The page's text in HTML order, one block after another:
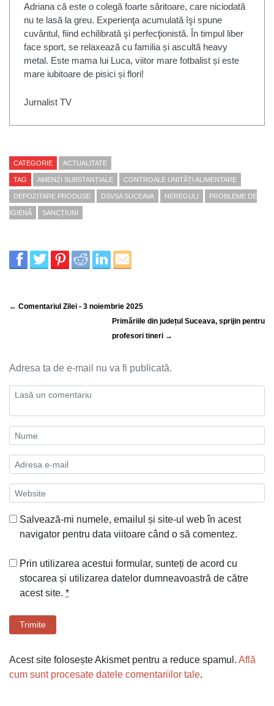
Adriana că este o colegă foarte săritoare, care niciodată
nu te lasă la greu. Experienţa acumulată îşi spune
cuvântul, fiind echilibrată şi perfecţionistă. În timpul liber
face sport, se relaxează cu familia și ascultă heavy
metal. Este mama lui Luca, viitor mare fotbalist și este
mare iubitoare de pisici și flori!
Jurnalist TV
CATEGORIE ACTUALITATE
TAG AMENZI SUBSTANȚIALE CONTROALE UNITĂȚI ALIMENTARE
DEPOZITARE PRODUSE DSVSA SUCEAVA NEREGULI PROBLEME DE
IGIENĂ SANCȚIUNI
← Comentariul Zilei - 3 noiembrie 2025
Primăriile din județul Suceava, sprijin pentru
profesori tineri →
Adresa ta de e-mail nu va fi publicată.
Salvează-mi numele, emailul și site-ul web în acest
navigator pentru data viitoare când o să comentez.
Prin utilizarea acestui formular, sunteți de acord cu
stocarea și utilizarea datelor dumneavoastră de către
acest site. *
Trimite
Acest site folosește Akismet pentru a reduce spamul. Află
cum sunt procesate datele comentariilor tale.